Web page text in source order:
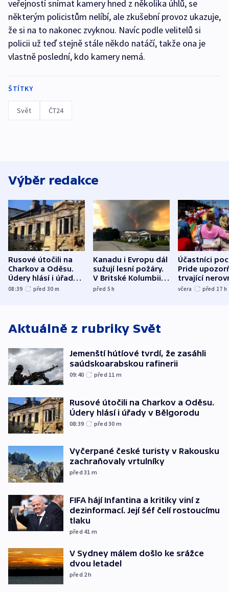
veřejností snímat kamery hned z několika úhlů, se
některým policistům nelíbí, ale zkušební provoz ukazuje,
že si na to nakonec zvyknou. Navíc podle velitelů si
policii už teď stejně stále někdo natáčí, takže ona je
vlastně poslední, kdo kamery nemá.
ŠTÍTKY
Svět ČT24
Výběr redakce
Rusové útočili na
Charkov a Oděsu.
Údery hlásí i úřady v
Bělgorodu
08:39 před 30 m
Kanadu i Evropu dál
sužují lesní požáry.
V Britské Kolumbii
evakuovali tisíce lidí
před 5h
Účastníci
Pride
trvající
včera před 17 h
Aktuálně z rubriky Svět
Jemenští hútíové tvrdí, že zasáhli
saúdskoarabskou rafinerii
09:40 před 11 m
Rusové útočili na Charkov a Oděsu.
Údery hlásí i úřady v Bělgorodu
08:39 před 30 m
Vyčerpané české turisty v Rakousku
zachraňovaly vrtulníky
před 31 m
FIFA hájí Infantina a kritiky viní z
dezinformací. Její šéf čelí rostoucímu
tlaku
před 41 m
V Sydney málem došlo ke srážce
dvou letadel
před 2h